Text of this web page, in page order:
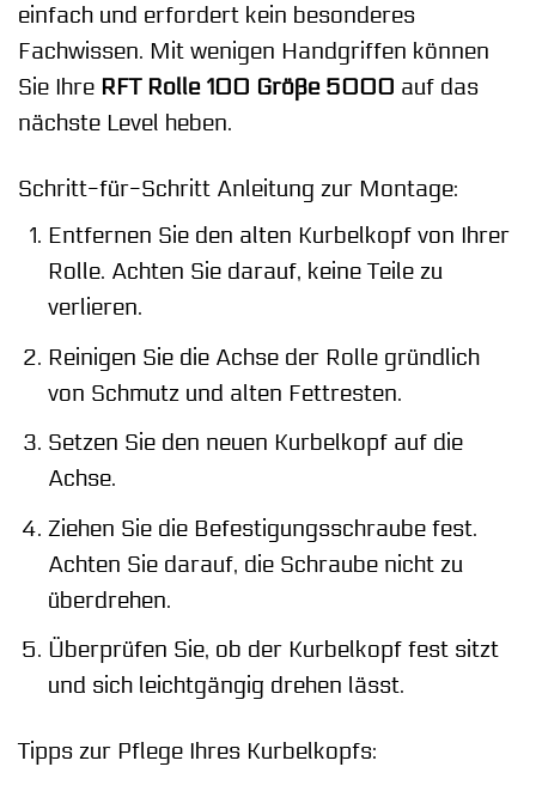
einfach und erfordert kein besonderes
Fachwissen. Mit wenigen Handgriffen können
Sie Ihre RFT Rolle 100 Größe 5000 auf das
nächste Level heben.
Schritt-für-Schritt Anleitung zur Montage:
Entfernen Sie den alten Kurbelkopf von Ihrer
Rolle. Achten Sie darauf, keine Teile zu
verlieren.
Reinigen Sie die Achse der Rolle gründlich
von Schmutz und alten Fettresten.
Setzen Sie den neuen Kurbelkopf auf die
Achse.
Ziehen Sie die Befestigungsschraube fest.
Achten Sie darauf, die Schraube nicht zu
überdrehen.
Überprüfen Sie, ob der Kurbelkopf fest sitzt
und sich leichtgängig drehen lässt.
Tipps zur Pflege Ihres Kurbelkopfs: